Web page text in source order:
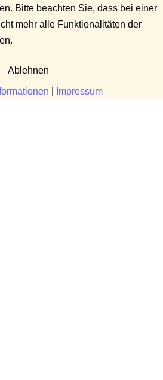
Bitte beachten Sie, dass bei einer
mehr alle Funktionalitäten der
Ablehnen
Impressum